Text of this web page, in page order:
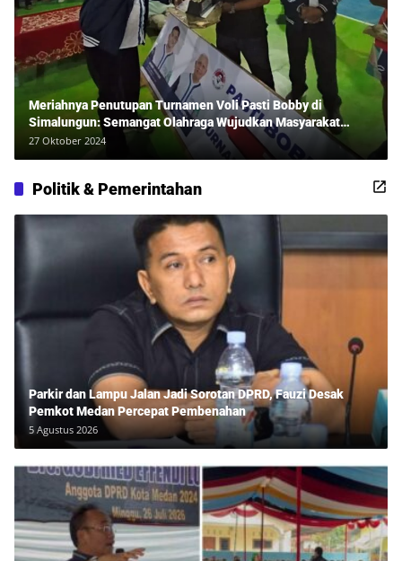
Meriahnya Penutupan Turnamen Voli Pasti Bobby di
Simalungun: Semangat Olahraga Wujudkan Masyarakat
Sehat Bersama Erwan Rozadi dan Ribuan Penonton!
27 Oktober 2024
Politik & Pemerintahan
Parkir dan Lampu Jalan Jadi Sorotan DPRD, Fauzi Desak
Pemkot Medan Percepat Pembenahan
5 Agustus 2026